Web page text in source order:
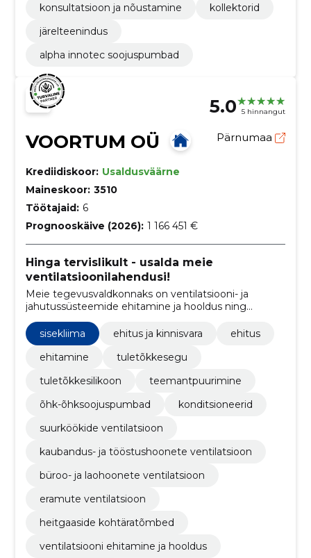
konsultatsioon ja nõustamine
kollektorid
järelteenindus
alpha innotec soojuspumbad
5.0 5 hinnangut
VOORTUM OÜ Pärnumaa
Krediidiskoor: Usaldusväärne
Maineskoor: 3510
Töötajaid: 6
Prognooskäive (2026): 1 166 451 €
Hinga tervislikult - usalda meie
ventilatsioonilahendusi!
Meie tegevusvaldkonnaks on ventilatsiooni- ja
jahutussüsteemide ehitamine ja hooldus ning
pakume täiendavate teenustena ka tuletõkke- ja
isoleerimistöid ning avade teemantpuurimist.
sisekliima ehitus ja kinnisvara
ehitus
ehitamine
tuletõkkesegu
tuletõkkesilikoon
teemantpuurimine
õhk-õhksoojuspumbad
konditsioneerid
suurköökide ventilatsioon
kaubandus- ja tööstushoonete ventilatsioon
büroo- ja laohoonete ventilatsioon
eramute ventilatsioon
heitgaaside kohtäratõmbed
ventilatsiooni ehitamine ja hooldus